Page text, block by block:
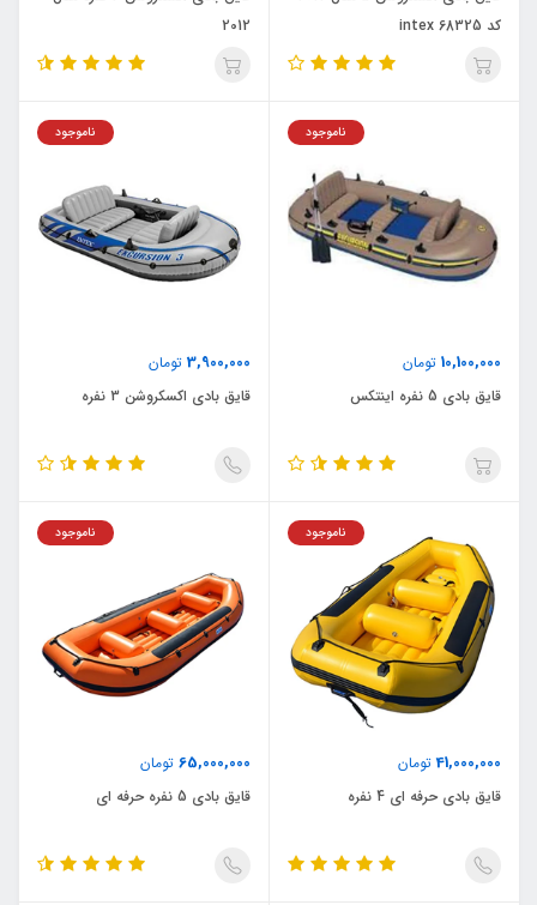
کد intex 68325
2012
10,100,000 تومان
ناموجود
قایق بادی 5 نفره اینتکس
3,900,000 تومان
ناموجود
قایق بادی اکسکروشن 3 نفره
41,000,000تومان
ناموجود
قایق بادی حرفه ای 4 نفره
65,000,000 تومان
ناموجود
قایق بادی 5 نفره حرفه ای